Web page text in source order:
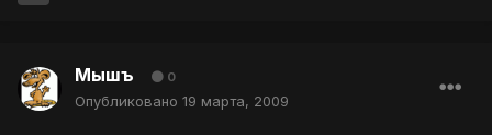
Мышъ 0
Опубликовано 19 марта, 2009